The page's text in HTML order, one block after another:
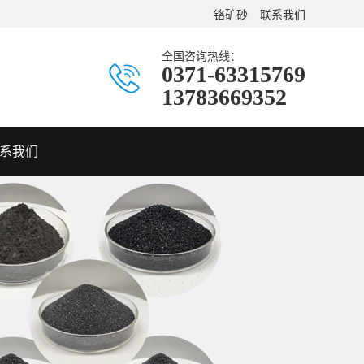
铬矿砂 联系我们
全国咨询热线：
0371-63315769
13783669352
我们